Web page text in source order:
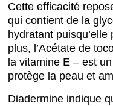
Cette efficacité
qui contient de la
hydratant
plus, l’Acétate de
la vitamine E – est
protège la peau et
Diadermine indique